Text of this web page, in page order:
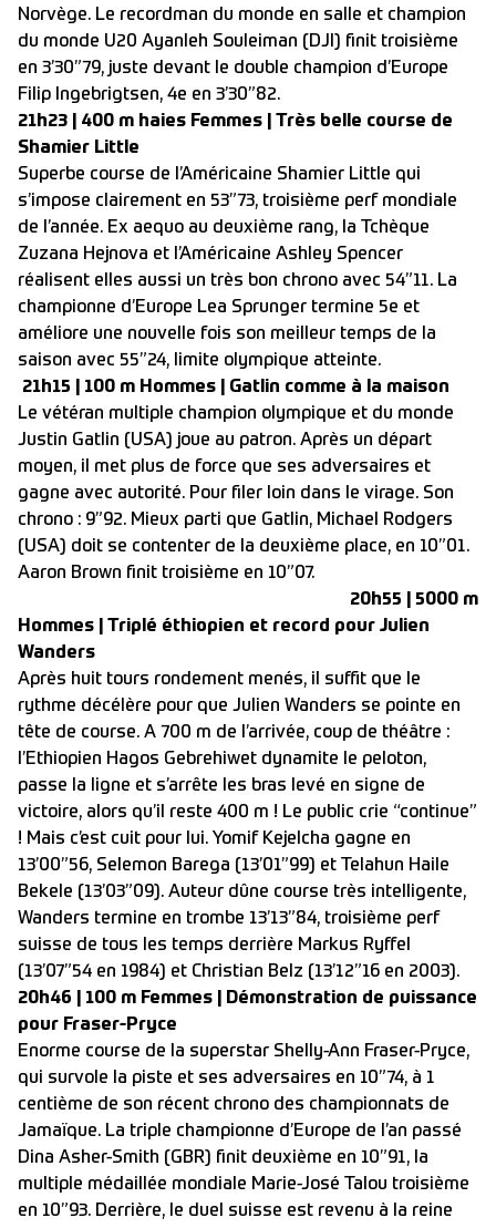
Norvège. Le recordman du monde en salle et champion
du monde U20 Ayanleh Souleiman (DJI) finit troisième
en 3’30”79, juste devant le double champion d’Europe
Filip Ingebrigtsen, 4e en 3’30”82.
21h23 | 400 m haies Femmes | Très belle course de
Shamier Little
Superbe course de l’Américaine Shamier Little qui
s’impose clairement en 53”73, troisième perf mondiale
de l’année. Ex aequo au deuxième rang, la Tchèque
Zuzana Hejnova et l’Américaine Ashley Spencer
réalisent elles aussi un très bon chrono avec 54”11. La
championne d’Europe Lea Sprunger termine 5e et
améliore une nouvelle fois son meilleur temps de la
saison avec 55”24, limite olympique atteinte.
21h15 | 100 m Hommes | Gatlin comme à la maison
Le vétéran multiple champion olympique et du monde
Justin Gatlin (USA) joue au patron. Après un départ
moyen, il met plus de force que ses adversaires et
gagne avec autorité. Pour filer loin dans le virage. Son
chrono : 9”92. Mieux parti que Gatlin, Michael Rodgers
(USA) doit se contenter de la deuxième place, en 10”01.
Aaron Brown finit troisième en 10”07.
20h55 | 5000 m
Hommes | Triplé éthiopien et record pour Julien
Wanders
Après huit tours rondement menés, il suffit que le
rythme décélère pour que Julien Wanders se pointe en
tête de course. A 700 m de l’arrivée, coup de théâtre :
l’Ethiopien Hagos Gebrehiwet dynamite le peloton,
passe la ligne et s’arrête les bras levé en signe de
victoire, alors qu’il reste 400 m ! Le public crie “continue”
! Mais c’est cuit pour lui. Yomif Kejelcha gagne en
13’00”56, Selemon Barega (13’01”99) et Telahun Haile
Bekele (13’03”09). Auteur dûne course très intelligente,
Wanders termine en trombe 13’13”84, troisième perf
suisse de tous les temps derrière Markus Ryffel
(13’07”54 en 1984) et Christian Belz (13’12”16 en 2003).
20h46 | 100 m Femmes | Démonstration de puissance
pour Fraser-Pryce
Enorme course de la superstar Shelly-Ann Fraser-Pryce,
qui survole la piste et ses adversaires en 10”74, à 1
centième de son récent chrono des championnats de
Jamaïque. La triple championne d’Europe de l’an passé
Dina Asher-Smith (GBR) finit deuxième en 10”91, la
multiple médaillée mondiale Marie-José Talou troisième
en 10”93. Derrière, le duel suisse est revenu à la reine